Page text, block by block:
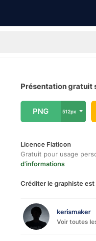
Présentation gratuit
PNG 512px
Licence Flaticon
Gratuit pour usage
d'informations
Créditer le graphiste est
kerismaker
Voir toutes